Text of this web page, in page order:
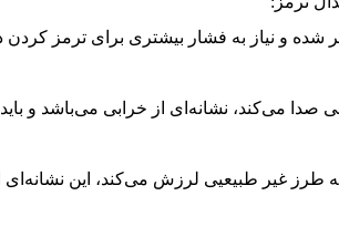
شده و نیاز به فشار بیشتری برای ترمز کردن
صدا می‌کند، نشانه‌ای از خرابی می‌باشد و
به طرز غیر طبیعیی لرزش می‌کند، این